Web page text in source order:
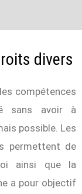
divers
compétences
sans avoir à
possible. Les
permettent de
ainsi que la
a pour objectif